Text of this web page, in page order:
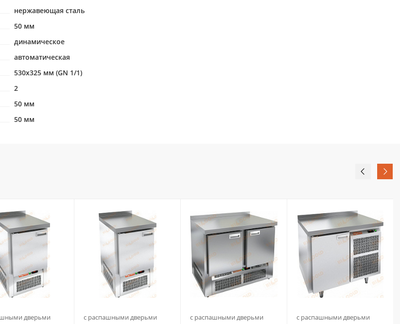
нержавеющая сталь
50 мм
динамическое
автоматическая
530х325 мм (GN 1/1)
2
50 мм
50 мм
дверьми с распашными дверьми с распашными дверьми с распашными дверьми